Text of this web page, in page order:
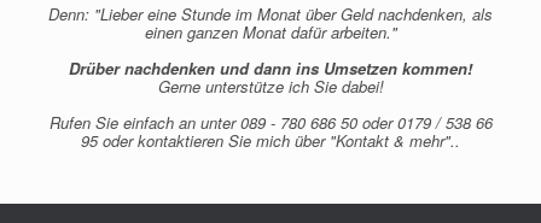
Denn: "Lieber eine Stunde im Monat über Geld nachdenken, als
einen ganzen Monat dafür arbeiten."
Drüber nachdenken und dann ins Umsetzen kommen!
Gerne unterstütze ich Sie dabei!
Rufen Sie einfach an unter 089 - 780 686 50 oder 0179 / 538 66
95 oder kontaktieren Sie mich über "Kontakt & mehr"..